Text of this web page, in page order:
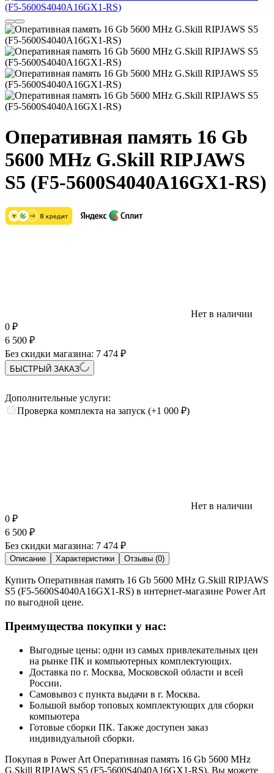
Оперативная память 16 Gb
5600 MHz G.Skill RIPJAWS
S5 (F5-5600S4040A16GX1-RS)
Нет в наличии
0 ₽
6 500 ₽
Без скидки магазина: 7 474 ₽
БЫСТРЫЙ ЗАКАЗ
Дополнительные услуги:
Проверка комплекта на запуск (+1 000 ₽)
Нет в наличии
0 ₽
6 500 ₽
Без скидки магазина: 7 474 ₽
Описание Характеристики Отзывы (0)
Купить Оперативная память 16 Gb 5600 MHz G.Skill RIPJAWS
S5 (F5-5600S4040A16GX1-RS) в интернет-магазине Power Art
по выгодной цене.
Преимущества покупки у нас:
Выгодные цены: одни из самых привлекательных цен
на рынке ПК и компьютерных комплектующих.
Доставка по г. Москва, Московской области и всей
России.
Самовывоз с пункта выдачи в г. Москва.
Большой выбор топовых комплектующих для сборки
компьютера
Готовые сборки ПК. Также доступен заказ
индивидуальной сборки.
Покупая в Power Art Оперативная память 16 Gb 5600 MHz
G.Skill RIPJAWS S5 (F5-5600S4040A16GX1-RS), Вы можете